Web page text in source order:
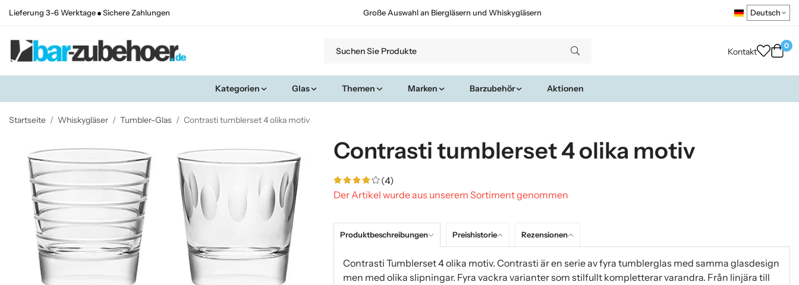
Lieferung 3-6 Werktage Sichere Zahlungen Große Auswahl an Biergläsern und Whiskygläsern
Kontakt
0
Kategorien Glas Themen Marken Barzubehör Aktionen
Startseite / Whiskygläser / Tumbler-Glas / Contrasti tumblerset 4 olika motiv
Contrasti tumblerset 4 olika motiv
(4)
Der Artikel wurde aus unserem Sortiment genommen
Produktbeschreibungen Preishistorie Rezensionen
Contrasti Tumblerset 4 olika motiv. Contrasti är en serie av fyra tumblerglas med samma glasdesign
men med olika slipningar. Fyra vackra varianter som stilfullt kompletterar varandra. Från linjära till